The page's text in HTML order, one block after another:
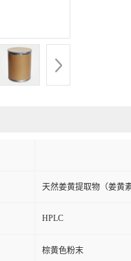
天然姜黄提取物（姜黄
HPLC
棕黄色粉末